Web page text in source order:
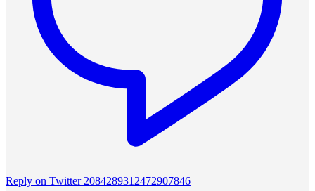
Reply on Twitter 2084289312472907846